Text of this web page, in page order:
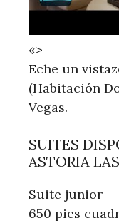
«>
Eche un
(Habitación
Vegas.
SUITES
ASTORIA
Suite junior
650 pies